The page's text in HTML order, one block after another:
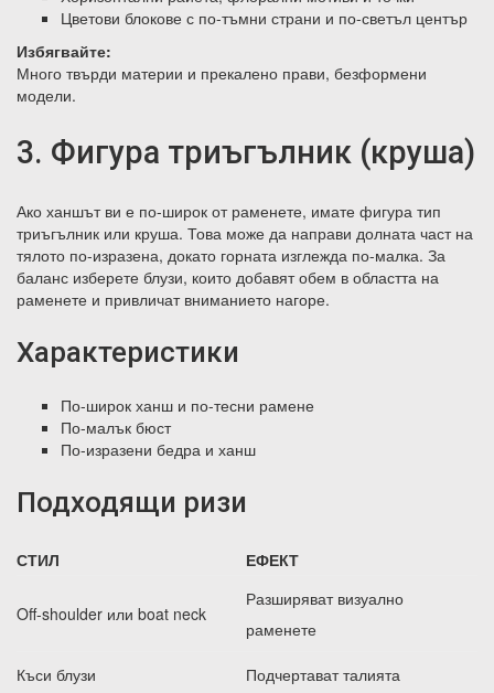
Цветови блокове с по-тъмни страни и по-светъл център
Избягвайте:
Много твърди материи и прекалено прави, безформени
модели.
3. Фигура триъгълник (круша)
Ако ханшът ви е по-широк от раменете, имате фигура тип
триъгълник или круша. Това може да направи долната част на
тялото по-изразена, докато горната изглежда по-малка. За
баланс изберете блузи, които добавят обем в областта на
раменете и привличат вниманието нагоре.
Характеристики
По-широк ханш и по-тесни рамене
По-малък бюст
По-изразени бедра и ханш
Подходящи ризи
СТИЛ ЕФЕКТ
Off-shoulder или boat neck
Разширяват визуално
раменете
Къси блузи Подчертават талията